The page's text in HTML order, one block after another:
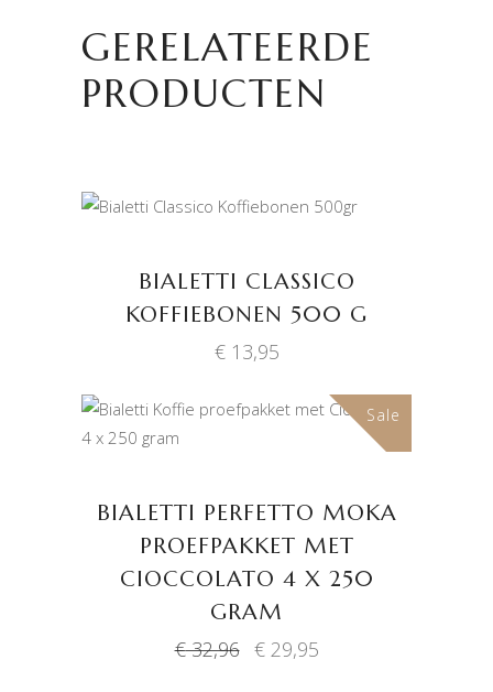
GERELATEERDE
PRODUCTEN
BIALETTI CLASSICO
KOFFIEBONEN 500 G
€13,95
Sale
BIALETTI PERFETTO MOKA
PROEFPAKKET MET
CIOCCOLATO 4 X 250
GRAM
€32,96 Oorspronkelijke
€29,95Huidige